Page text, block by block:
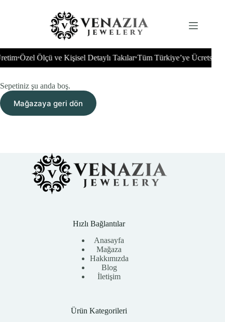
•Özel Ölçü ve Kişisel Detaylı Takılar•Tüm Türkiye’ye Ücretsiz
Sepetiniz şu anda boş.
Mağazaya geri dön
Hızlı Bağlantılar
Anasayfa
Mağaza
Hakkımızda
Blog
İletişim
Ürün Kategorileri